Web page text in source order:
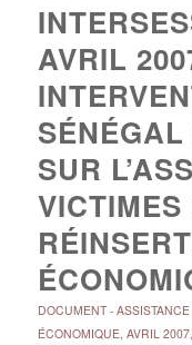
AVRIL
SUR
DOCUMENT-
ÉCONOMIQUE, AVRIL 2007,